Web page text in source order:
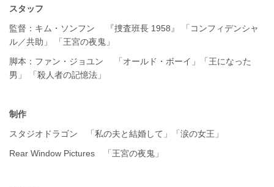
スタッフ
監督：キム・ソンフン 『捜査班長 1958』 「コンフィデンシャ
ル／共助」 「王宮の夜鬼」
脚本：ファン・ジョユン 「オールド・ボーイ」「王になった
男」 「殺人者の記憶法」
制作
スタジオドラゴン 「私の夫と結婚して」「涙の女王」
Rear Window Pictures 「王宮の夜鬼」